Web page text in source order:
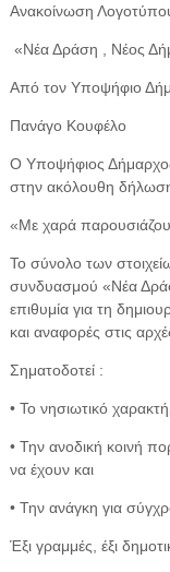
Ανακοίνωση
«Νέα Δράση , Νέος
Από τον Υποψήφιο
Πανάγο Κουφέλο
Ο Υποψήφιος
στην ακόλουθη
«Με χαρά
Το σύνολο των
συνδυασμού «Νέα
επιθυμία για τη
και αναφορές στις
Σηματοδοτεί :
• Το νησιωτικό
• Την ανοδική κοινή
να έχουν και
• Την ανάγκη για
Έξι γραμμές, έξι